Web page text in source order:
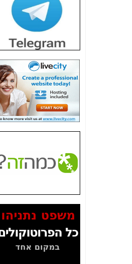
חשיפת מה שלא
רוצים שתדעו בעניין
פריסת אנלימיטד
(בניחוח בלתי נסבל) -
כאן
חשיפה: איוב קרא
אישר לקבוצת סלקום
בדיוק מה שביבי אישר
כאן
האם השר איוב קרא
היה צריך בכלל לחתום
על האישור, שנתן
האם ביבי וקרא קבלו
בכלל תמורה עבור
המסמכים בנושא בזק-
Yes (תיק 4000)
לאיש הלא נכון! -כאן
עובדות ומסמכים